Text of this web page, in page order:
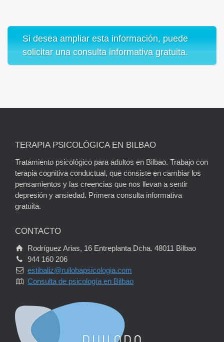
Si desea ampliar esta información, puede
solicitar una consulta informativa gratuita.
TERAPIA PSICOLÓGICA EN BILBAO
Tratamiento psicológico para adultos en Bilbao. Trabajo con
terapia cognitiva conductual, que consiste en cambiar los
pensamientos y las creencias que nos llevan a sentir
depresión y ansiedad. Primera consulta informativa
gratuita.
CONTACTO
Rodríguez Arias, 16 Entreplanta Dcha. 48011 Bilbao
944 160 206
estibaliz@ruilobapsicologia.com
Consulta de psicología en Bilbao